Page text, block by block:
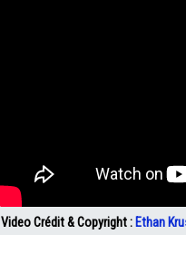
Video Crédit & Copyright : Ethan